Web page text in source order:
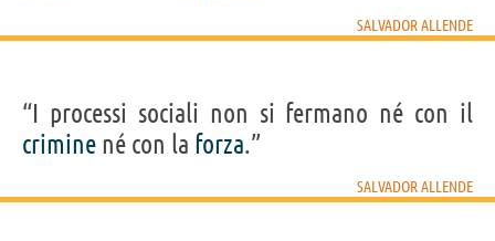
SALVADOR ALLENDE
“I processi sociali non si fermano né con il
crimine né con la forza.”
SALVADOR ALLENDE